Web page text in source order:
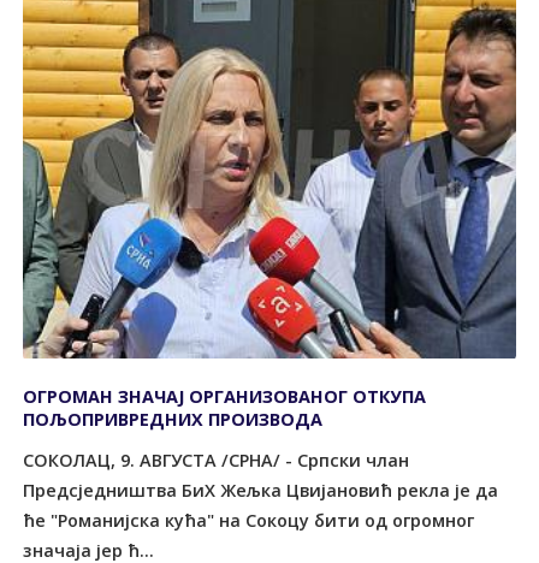
ОГРОМАН ЗНАЧАЈ ОРГАНИЗОВАНОГ ОТКУПА
ПОЉОПРИВРЕДНИХ ПРОИЗВОДА
СОКОЛАЦ, 9. АВГУСТА /СРНА/ - Српски члан
Предсједништва БиХ Жељка Цвијановић рекла је да
ће "Романијска кућа" на Сокоцу бити од огромног
значаја јер ћ...